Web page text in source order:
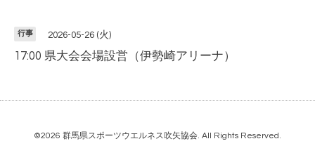
行事 2026-05-26 (火)
17:00 県大会会場設営（伊勢崎アリーナ）
©2026 群馬県スポーツウエルネス吹矢協会. All Rights Reserved.